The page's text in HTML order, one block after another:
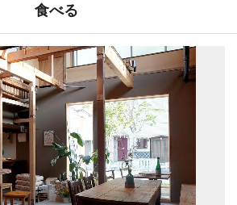
食べる